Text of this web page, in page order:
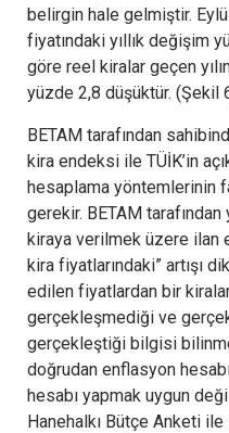
belirgin hale gelmiştir.
fiyatındaki yıllık değişim
göre reel kiralar geçen
yüzde 2,8 düşüktür. (Şekil
BETAM tarafından
kira endeksi ile TÜİK’in
hesaplama yöntemlerinin
gerekir. BETAM
kiraya verilmek üzere ilan
kira fiyatlarındaki” artışı
edilen fiyatlardan bir
gerçekleşmediği ve
gerçekleştiği bilgisi
doğrudan enflasyon
hesabı yapmak uygun
Hanehalkı Bütçe Anketi